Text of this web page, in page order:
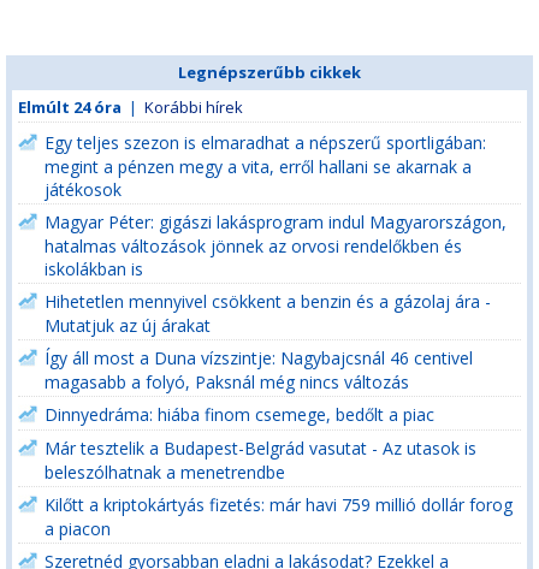
Legnépszerűbb cikkek
Elmúlt 24 óra | Korábbi hírek
Egy teljes szezon is elmaradhat a népszerű sportligában:
megint a pénzen megy a vita, erről hallani se akarnak a
játékosok
Magyar Péter: gigászi lakásprogram indul Magyarországon,
hatalmas változások jönnek az orvosi rendelőkben és
iskolákban is
Hihetetlen mennyivel csökkent a benzin és a gázolaj ára -
Mutatjuk az új árakat
Így áll most a Duna vízszintje: Nagybajcsnál 46 centivel
magasabb a folyó, Paksnál még nincs változás
Dinnyedráma: hiába finom csemege, bedőlt a piac
Már tesztelik a Budapest-Belgrád vasutat - Az utasok is
beleszólhatnak a menetrendbe
Kilőtt a kriptokártyás fizetés: már havi 759 millió dollár forog
a piacon
Szeretnéd gyorsabban eladni a lakásodat? Ezekkel a